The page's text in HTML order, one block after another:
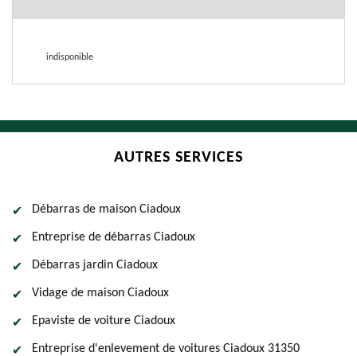
indisponible
AUTRES SERVICES
Débarras de maison Ciadoux
Entreprise de débarras Ciadoux
Débarras jardin Ciadoux
Vidage de maison Ciadoux
Epaviste de voiture Ciadoux
Entreprise d'enlevement de voitures Ciadoux 31350